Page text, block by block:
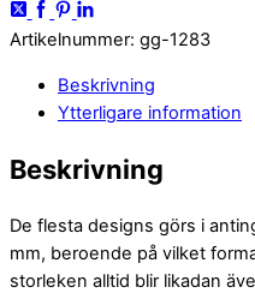
Artikelnummer: gg-1283
Beskrivning
Ytterligare information
Beskrivning
De flesta designs görs i
mm, beroende på vilket
storleken alltid blir likadan